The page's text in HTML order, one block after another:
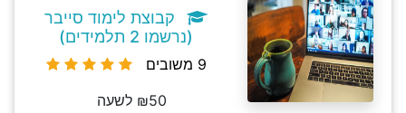
קבוצת לימוד סייבר
(נרשמו 2 תלמידים)
9 משובים
₪50 לשעה